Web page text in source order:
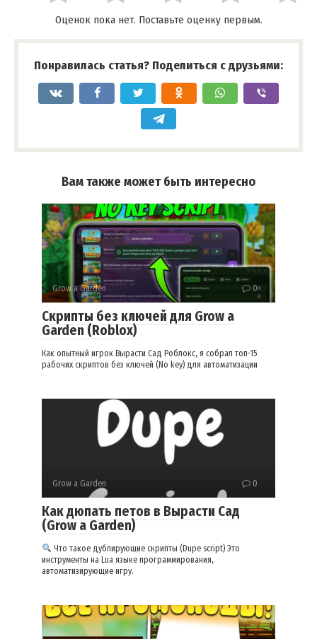
Оценок пока нет. Поставьте оценку первым.
Понравилась статья? Поделиться с друзьями:
Вам также может быть интересно
Grow a Garden 0
Скрипты без ключей для Grow a
Garden (Roblox)
Как опытный игрок Вырасти Сад Роблокс, я собрал топ-15
рабочих скриптов без ключей (No key) для автоматизации
Grow a Garden 0
Как дюпать петов в Вырасти Сад
(Grow a Garden)
Что такое дублирующие скрипты (Dupe script) Это
инструменты на Lua языке программирования,
автоматизирующие игру.